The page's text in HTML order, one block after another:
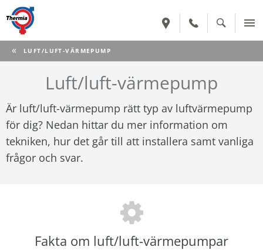
CURRENT:
LUFT/LUFT-VÄRMEPUMP
Luft/luft-värmepump
Är luft/luft-värmepump rätt typ av luftvärmepump
för dig? Nedan hittar du mer information om
tekniken, hur det går till att installera samt vanliga
frågor och svar.
Fakta om luft/luft-värmepumpar